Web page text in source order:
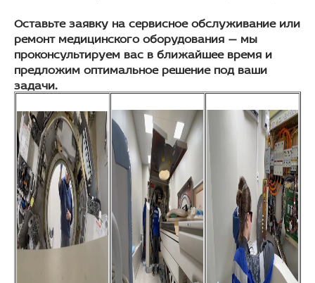
Оставьте заявку на сервисное обслуживание или
ремонт медицинского оборудования — мы
проконсультируем вас в ближайшее время и
предложим оптимальное решение под ваши
задачи.